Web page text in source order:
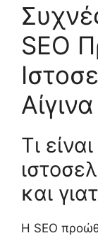
SEO
Αίγινα
Τι
και
Η SEO